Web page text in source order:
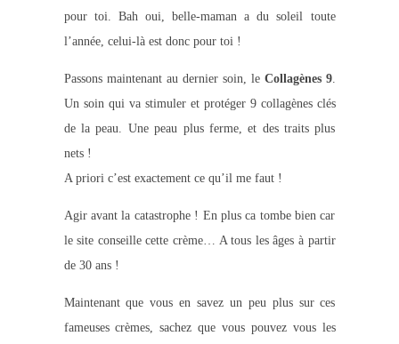
pour toi. Bah oui, belle-maman a du soleil toute
l’année, celui-là est donc pour toi !
Passons maintenant au dernier soin, le Collagènes 9.
Un soin qui va stimuler et protéger 9 collagènes clés
de la peau. Une peau plus ferme, et des traits plus
nets !
A priori c’est exactement ce qu’il me faut !
Agir avant la catastrophe ! En plus ca tombe bien car
le site conseille cette crème… A tous les âges à partir
de 30 ans !
Maintenant que vous en savez un peu plus sur ces
fameuses crèmes, sachez que vous pouvez vous les